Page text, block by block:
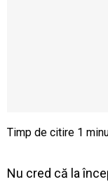
Nu cred că la